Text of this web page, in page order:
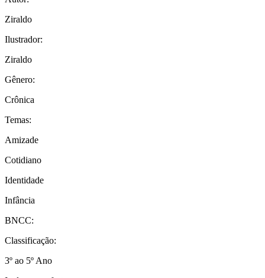
Ziraldo
Ilustrador:
Ziraldo
Gênero:
Crônica
Temas:
Amizade
Cotidiano
Identidade
Infância
BNCC:
Classificação:
3º ao 5º Ano